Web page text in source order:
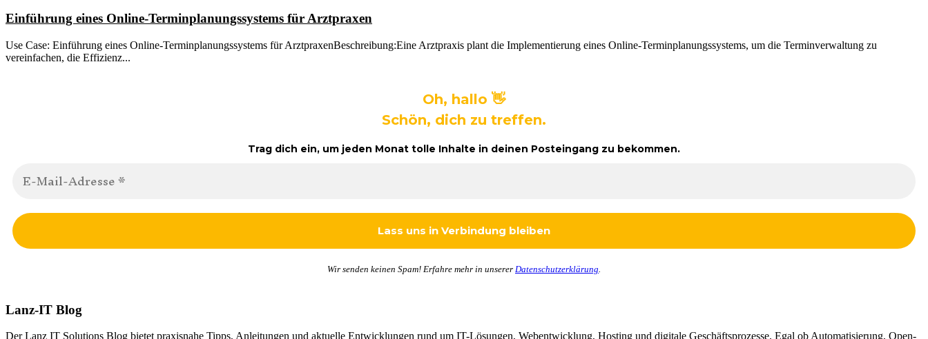
Einführung eines Online-Terminplanungssystems für Arztpraxen
Use Case: Einführung eines Online-Terminplanungssystems für ArztpraxenBeschreibung:Eine Arztpraxis plant die Implementierung eines Online-Terminplanungssystems, um die Terminverwaltung zu
vereinfachen, die Effizienz...
Oh, hallo 👋
Schön, dich zu treffen.
Trag dich ein, um jeden Monat tolle Inhalte in deinen Posteingang zu bekommen.
Wir senden keinen Spam! Erfahre mehr in unserer Datenschutzerklärung
Lanz-IT Blog
Der Lanz IT Solutions Blog bietet praxisnahe Tipps, Anleitungen und aktuelle Entwicklungen rund um IT-Lösungen, Webentwicklung, Hosting und digitale Geschäftsprozesse. Egal ob Automatisierung, Open-